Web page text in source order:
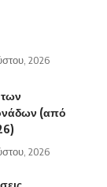
2026
των
(από
2026